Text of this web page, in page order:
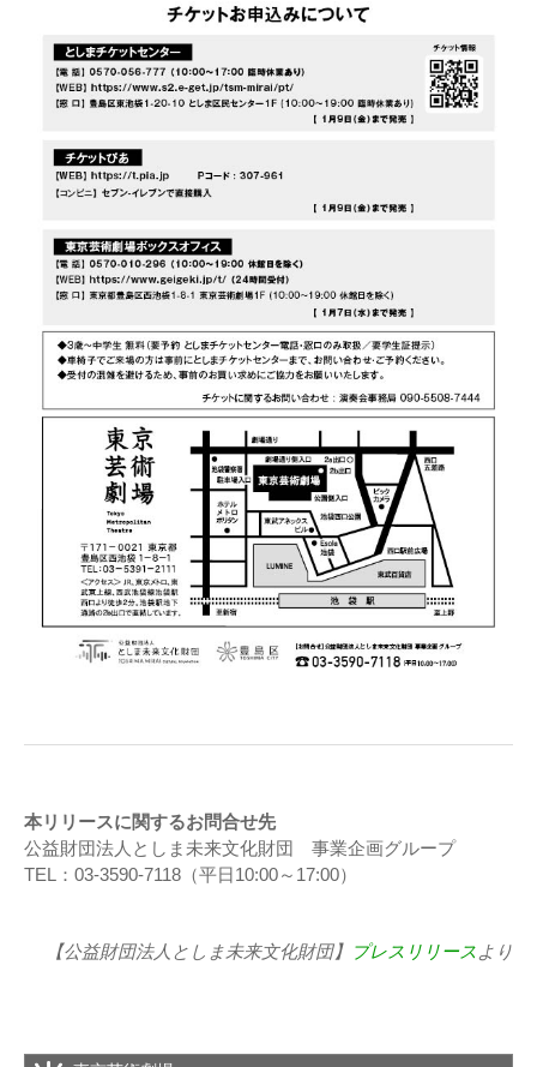
本リリースに関するお問合せ先
公益財団法人としま未来文化財団 事業企画グループ
TEL：03-3590-7118（平日10:00～17:00）
【公益財団法人としま未来文化財団】 プレスリリースより